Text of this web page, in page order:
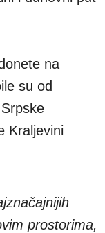
na
su od
Kraljevini
prostorima,